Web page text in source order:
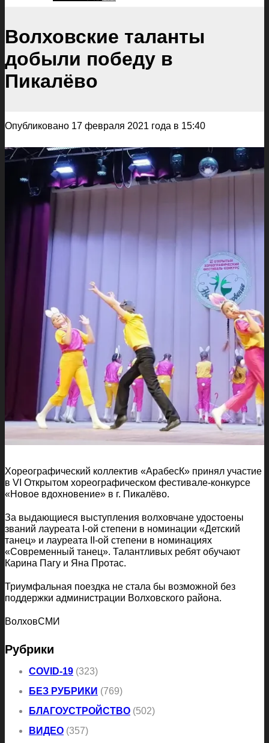
Волховские таланты
добыли победу в
Пикалёво
Опубликовано 17 февраля 2021 года в 15:40
Хореографический коллектив «АрабесК» принял участие
в VI Открытом хореографическом фестивале-конкурсе
«Новое вдохновение» в г. Пикалёво.
За выдающиеся выступления волховчане удостоены
званий лауреата I-ой степени в номинации «Детский
танец» и лауреата II-ой степени в номинациях
«Современный танец». Талантливых ребят обучают
Карина Пагу и Яна Протас.
Триумфальная поездка не стала бы возможной без
поддержки администрации Волховского района.
ВолховСМИ
Рубрики
COVID-19 (323)
БЕЗ РУБРИКИ (769)
БЛАГОУСТРОЙСТВО (502)
ВИДЕО (357)